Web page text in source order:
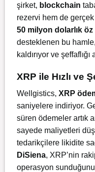
şirket, blockchain
rezervi hem de
50 milyon dolarlık
desteklenen bu
kaldırıyor ve şeffaflığı
XRP ile Hızlı ve
Wellgistics, XRP
saniyelere indiriyor.
süren ödemeler artık
sayede maliyetleri
tedarikçilere likidite
DiSiena, XRP’nin
operasyon